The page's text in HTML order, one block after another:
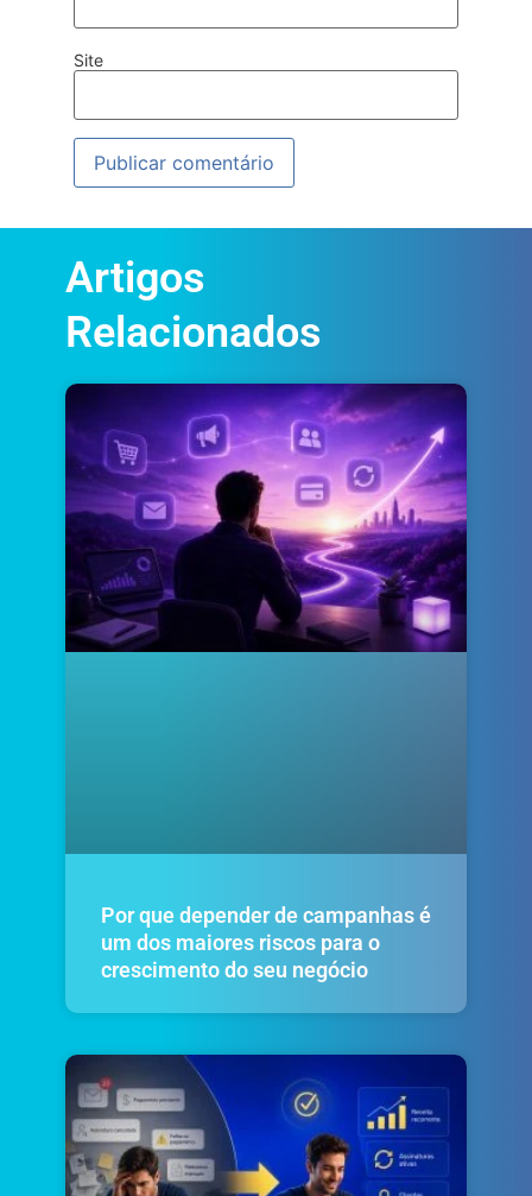
Site
Artigos
Relacionados
Por que depender de campanhas é
um dos maiores riscos para o
crescimento do seu negócio